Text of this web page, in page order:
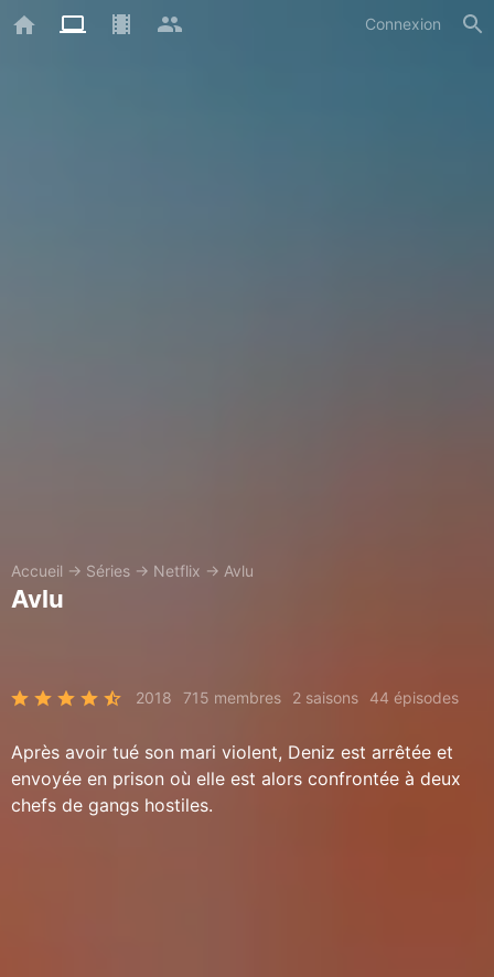
Connexion
Accueil → Séries → Netflix → Avlu
Avlu
2018 715 membres 2 saisons 44 épisodes
Après avoir tué son mari violent, Deniz est arrêtée et
envoyée en prison où elle est alors confrontée à deux
chefs de gangs hostiles.